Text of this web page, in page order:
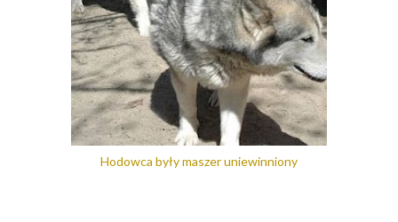
Hodowca były maszer uniewinniony